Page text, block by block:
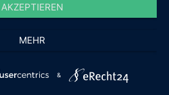
AKZEPTIEREN
MEHR
&